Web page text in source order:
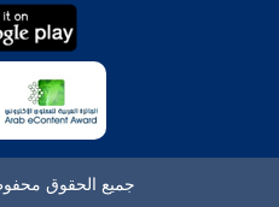
جميع الحقوق محفوظة © 2026 - 1998